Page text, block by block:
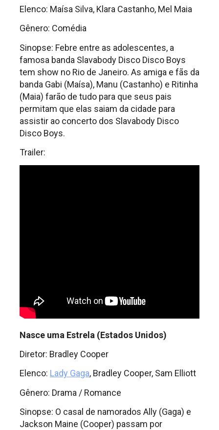
Elenco: Maísa Silva, Klara Castanho, Mel Maia
Gênero: Comédia
Sinopse: Febre entre as adolescentes, a
famosa banda Slavabody Disco Disco Boys
tem show no Rio de Janeiro. As amiga e fãs da
banda Gabi (Maísa), Manu (Castanho) e Ritinha
(Maia) farão de tudo para que seus pais
permitam que elas saiam da cidade para
assistir ao concerto dos Slavabody Disco
Disco Boys.
Trailer:
Nasce uma Estrela (Estados Unidos)
Diretor: Bradley Cooper
Elenco: Lady Gaga, Bradley Cooper, Sam Elliott
Gênero: Drama / Romance
Sinopse: O casal de namorados Ally (Gaga) e
Jackson Maine (Cooper) passam por